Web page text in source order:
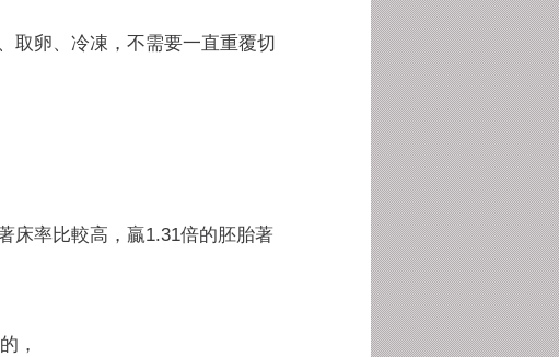
取卵、冷凍， 不需要一直重覆切
床率比較高，贏1.31倍的胚胎著
，